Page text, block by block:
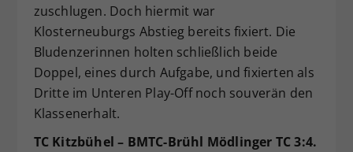
zuschlugen. Doch hiermit war
Klosterneuburgs Abstieg bereits fixiert. Die
Bludenzerinnen holten schließlich beide
Doppel, eines durch Aufgabe, und fixierten als
Dritte im Unteren Play-Off noch souverän den
Klassenerhalt.
TC Kitzbühel – BMTC-Brühl Mödlinger TC 3:4.